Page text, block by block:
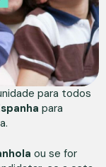
para todos
para
ou se for